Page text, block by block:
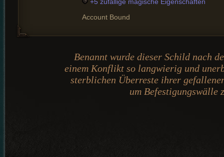
Account Bound
Benannt wurde dieser Schild nach
einem Konflikt so langwierig und
sterblichen Überreste ihrer
um Befestigungswälle